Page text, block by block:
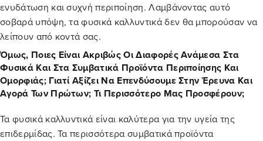
ενυδάτωση και συχνή περιποίηση. Λαμβάνοντας αυτό
σοβαρά υπόψη, ταφυσικά καλλυντικάδεν θα μπορούσαν να
λείπουν από κοντά σας.
Όμως, Ποιες Είναι Ακριβώς Οι Διαφορές Ανάμεσα Στα
Φυσικά Και Στα Συμβατικά Προϊόντα Περιποίησης Και
Ομορφιάς; Γιατί Αξίζει Να Επενδύσουμε Στην Έρευνα Και
Αγορά Των Πρώτων; Τι Περισσότερο Μας Προσφέρουν;
Τα φυσικά καλλυντικά είναι καλύτερα για την υγεία της
επιδερμίδας. Τα περισσότερα συμβατικά προϊόντα